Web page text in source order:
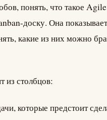
понять, что такое
доску. Она
какие из них можно
из столбцов:
которые предстоит